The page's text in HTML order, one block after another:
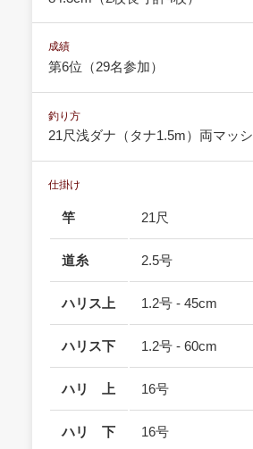
成績
第6位（29名参加）
釣り方
21尺浅ダナ（タナ1.5m）両マッシ
仕掛け
竿 21尺
道糸 2.5号
ハリス上 1.2号 - 45cm
ハリス下 1.2号 - 60cm
ハリ 上 16号
ハリ 下 16号